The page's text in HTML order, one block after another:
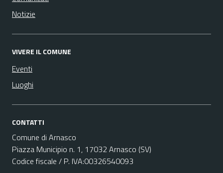
Notizie
VIVERE IL COMUNE
Eventi
Luoghi
CONTATTI
Comune di Arnasco
Piazza Municipio n. 1, 17032 Arnasco (SV)
Codice fiscale / P. IVA:00326540093